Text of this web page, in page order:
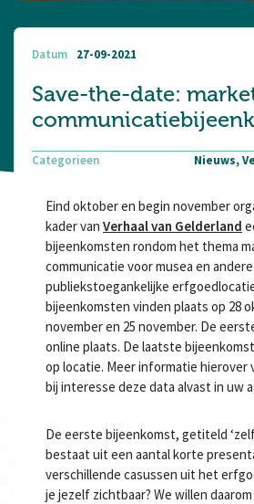
Datum 27-09-2021
Save-the-date:
Categorieen Nieuws,
Eind oktober en begin november
kader van Verhaal van Gelderland
bijeenkomsten rondom het thema
communicatie voor musea en andere
publiekstoegankelijke
bijeenkomsten vinden plaats op 28
november en 25 november. De
online plaats. De laatste
op locatie. Meer informatie hierover
bij interesse deze data alvast in uw
De eerste bijeenkomst, getiteld ‘zelf
bestaat uit een aantal korte
verschillende casussen uit het
je jezelf zichtbaar? We willen